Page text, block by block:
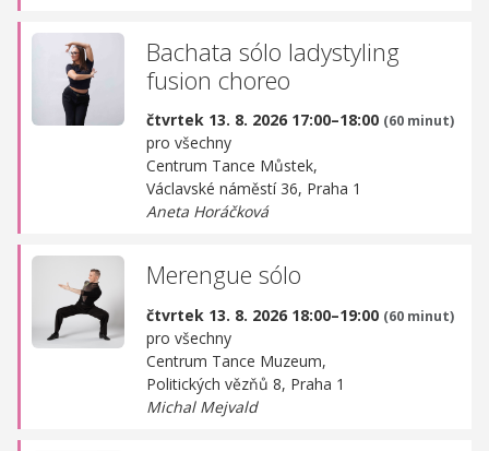
Bachata sólo ladystyling
fusion choreo
čtvrtek 13. 8. 2026 17:00–18:00 (60 minut)
pro všechny
Centrum Tance Můstek,
Václavské náměstí 36, Praha 1
Aneta Horáčková
Merengue sólo
čtvrtek 13. 8. 2026 18:00–19:00 (60 minut)
pro všechny
Centrum Tance Muzeum,
Politických vězňů 8, Praha 1
Michal Mejvald